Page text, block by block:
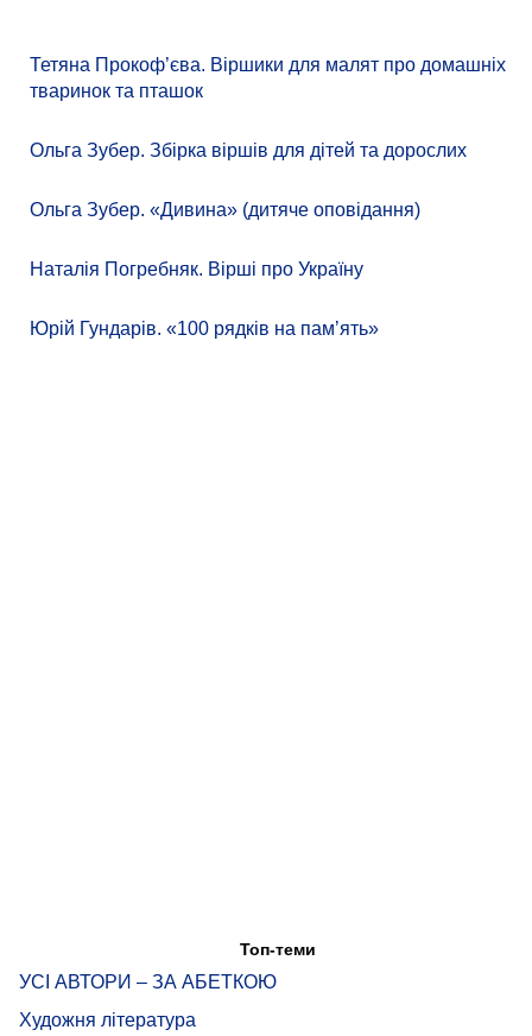
Тетяна Прокоф’єва. Віршики для малят про домашніх
тваринок та пташок
Ольга Зубер. Збірка віршів для дітей та дорослих
Ольга Зубер. «Дивина» (дитяче оповідання)
Наталія Погребняк. Вірші про Україну
Юрій Гундарів. «100 рядків на памʼять»
Топ-теми
УСІ АВТОРИ – ЗА АБЕТКОЮ
Художня література